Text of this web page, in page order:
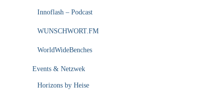
Innoflash – Podcast
WUNSCHWORT.FM
WorldWideBenches
Events & Netzwek
Horizons by Heise